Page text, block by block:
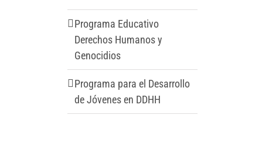
Programa Educativo
Derechos Humanos y
Genocidios
Programa para el Desarrollo
de Jóvenes en DDHH